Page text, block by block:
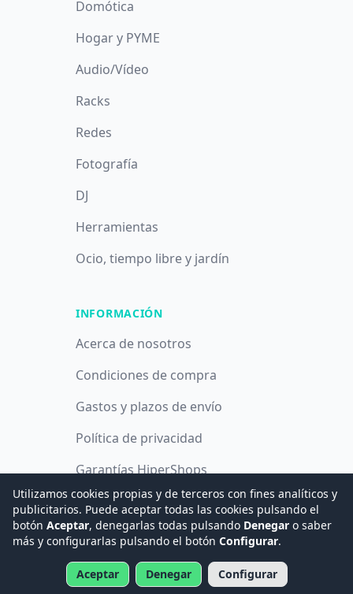
Domótica
Hogar y PYME
Audio/Vídeo
Racks
Redes
Fotografía
DJ
Herramientas
Ocio, tiempo libre y jardín
INFORMACIÓN
Acerca de nosotros
Condiciones de compra
Gastos y plazos de envío
Política de privacidad
Garantías HiperShops
Política de cookies
© 2008 -2026Hogar Digital e Inmótica Ingenieros, S.L.
Utilizamos cookies propias y de terceros con fines analíticos y
publicitarios. Puede aceptar todas las cookies pulsando el
botón Aceptar, denegarlas todas pulsando Denegar o saber
más y configurarlas pulsando el botón Configurar.
Aceptar Denegar Configurar